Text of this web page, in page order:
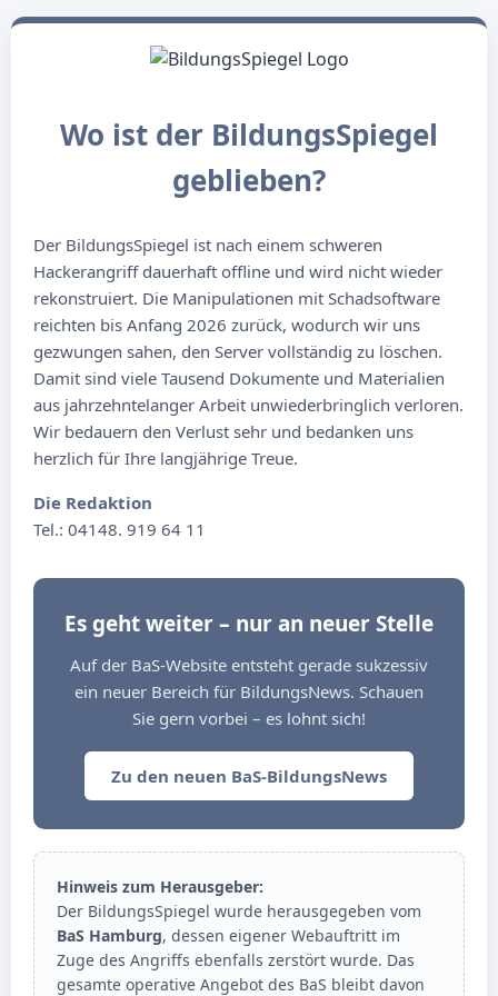
Wo ist der BildungsSpiegel
geblieben?
Der BildungsSpiegel ist nach einem schweren
Hackerangriff dauerhaft offline und wird nicht wieder
rekonstruiert. Die Manipulationen mit Schadsoftware
reichten bis Anfang 2026 zurück, wodurch wir uns
gezwungen sahen, den Server vollständig zu löschen.
Damit sind viele Tausend Dokumente und Materialien
aus jahrzehntelanger Arbeit unwiederbringlich verloren.
Wir bedauern den Verlust sehr und bedanken uns
herzlich für Ihre langjährige Treue.
Die Redaktion
Tel.: 04148. 919 64 11
Es geht weiter – nur an neuer Stelle
Auf der BaS-Website entsteht gerade sukzessiv
ein neuer Bereich für BildungsNews. Schauen
Sie gern vorbei – es lohnt sich!
Zu den neuen BaS-BildungsNews
Hinweis zum Herausgeber:
Der BildungsSpiegel wurde herausgegeben vom
BaS Hamburg, dessen eigener Webauftritt im
Zuge des Angriffs ebenfalls zerstört wurde. Das
gesamte operative Angebot des BaS bleibt davon